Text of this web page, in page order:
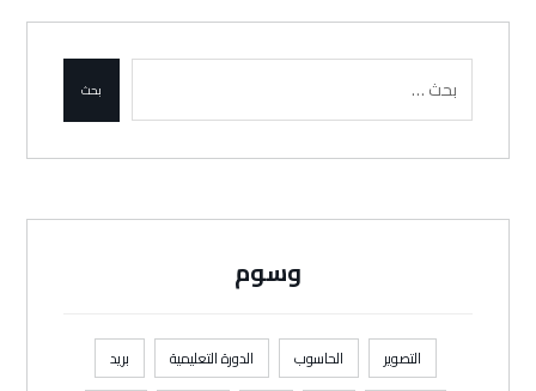
بحث
وسوم
التصوير الحاسوب الدورة التعليمية
بريد